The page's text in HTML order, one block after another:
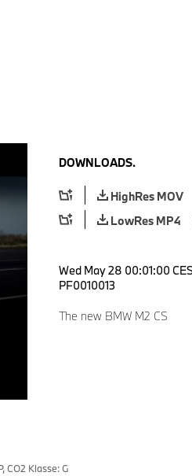
DOWNLOADS.
HighRes MOV
LowRes MP4
Wed May 28 00:01:00
PF0010013
The new BMW M2 CS
CO2 Klasse: G